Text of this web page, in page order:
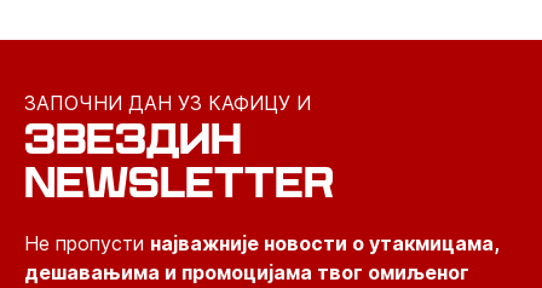
ЗАПОЧНИ ДАН УЗ КАФИЦУ И
ЗВЕЗДИН
NEWSLETTER
Не пропусти најважније новости о утакмицама,
дешавањима и промоцијама твог омиљеног